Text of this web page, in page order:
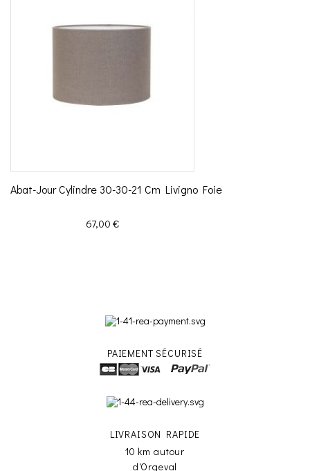
Abat-Jour Cylindre 30-30-21 Cm Livigno Foie
Prix
67,00 €
PAIEMENT SÉCURISÉ
LIVRAISON RAPIDE
10 km autour
d'Orgeval